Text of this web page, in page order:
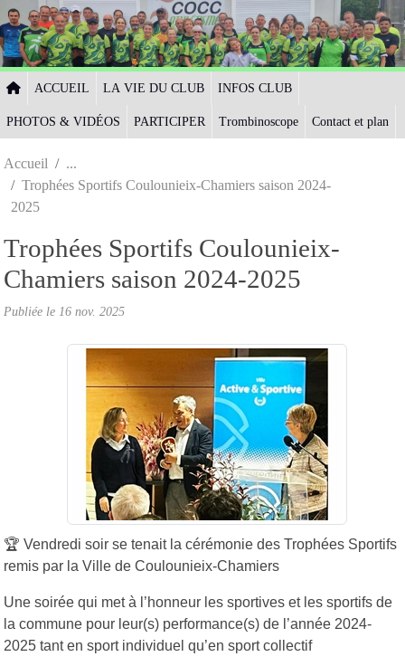
ACCUEIL LA VIE DU CLUB INFOS CLUB
PHOTOS & VIDÉOS PARTICIPER Trombinoscope Contact et plan
Accueil
Trophées Sportifs Coulounieix-Chamiers saison 2024-
2025
Trophées Sportifs Coulounieix-
Chamiers saison 2024-2025
Publiée le 16 nov. 2025
🏆 Vendredi soir se tenait la cérémonie des Trophées Sportifs
remis par la Ville de Coulounieix-Chamiers
Une soirée qui met à l’honneur les sportives et les sportifs de
la commune pour leur(s) performance(s) de l’année 2024-
2025 tant en sport individuel qu’en sport collectif
Panneau de gestion des cookies